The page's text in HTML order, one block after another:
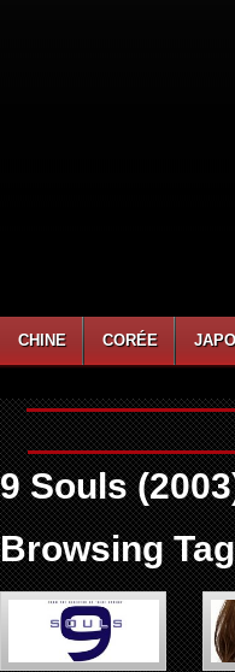
CHINE CORÉE
9 Souls
Browsing